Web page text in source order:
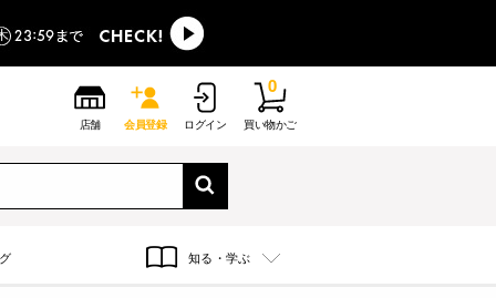
店舗 会員登録 ログイン 買い物かご
0
知る・学ぶ